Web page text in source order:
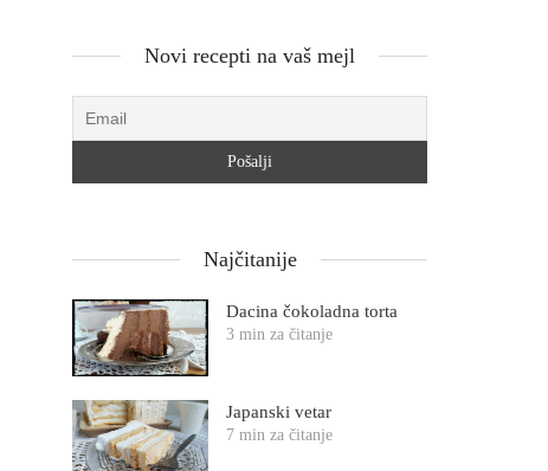
Novi recepti na vaš mejl
Najčitanije
Dacina čokoladna torta
3 min za čitanje
Japanski vetar
7 min za čitanje